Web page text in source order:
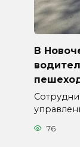
В
76